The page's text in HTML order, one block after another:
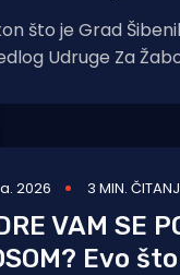
što je Grad
Udruge Za
za planirano
2026 3 MIN.
VAM SE
Evo